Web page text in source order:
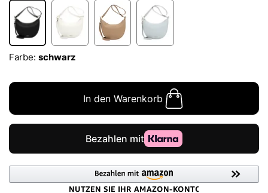
Farbe: schwarz
In den Warenkorb